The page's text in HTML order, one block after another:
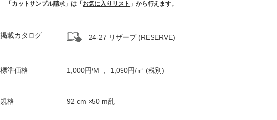
「カットサンプル請求」は「 お気に入りリスト 」から行えます。
掲載カタログ 24-27 リザーブ (RESERVE)
標準価格 1,000円/M ， 1,090円/㎡ (税別)
規格 92 cm ×50 m乱